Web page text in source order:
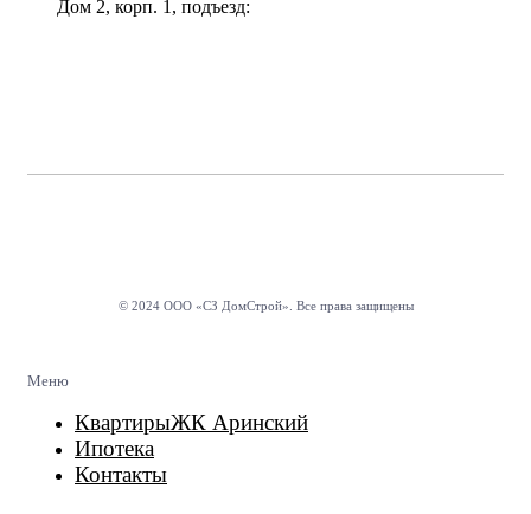
Дом 2, корп. 1, подъезд:
© 2024 ООО «СЗ ДомСтрой». Все права защищены
Меню
КвартирыЖК Аринский
Ипотека
Контакты